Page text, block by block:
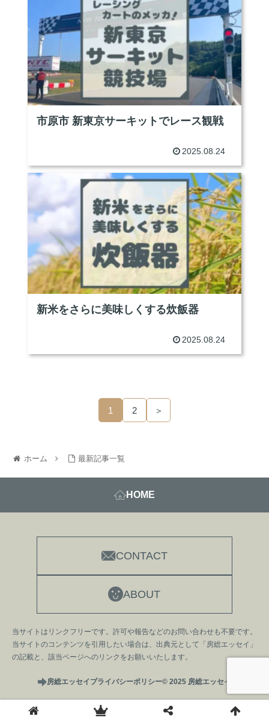
市原市 新東京サーキットでレース観戦
2025.08.24
新米をさらに美味しくする炊飯器
2025.08.24
1 2 ＞
ホーム 最新記事一覧
HOME
CONTACT
ABOUT
当サイトはリンクフリーです。許可や報告などのお問い合わせも不要です。
当サイトのコンテンツを引用したい場合は、出典元として「房総エッセイ」
の記載と、該当ページへのリンクをお願いいたします。
房総エッセイプライバシーポリシー© 2025 房総エッセイ
F B! P L コ